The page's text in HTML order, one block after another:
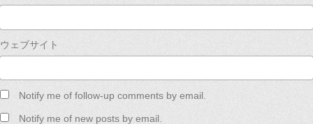
ウェブサイト
Notify me of follow-up comments by email.
Notify me of new posts by email.